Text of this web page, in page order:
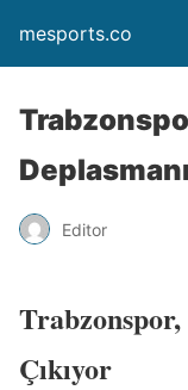
mesports.co
Editor
Çıkıyor